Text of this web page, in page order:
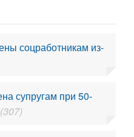
соцработникам из-
супругам при 50-
(307)